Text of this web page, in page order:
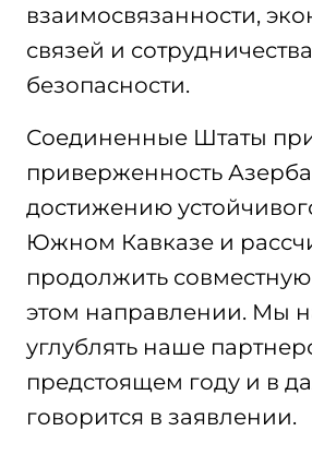
взаимосвязанности,
связей и
безопасности.
Соединенные Штаты
приверженность
достижению
Южном Кавказе и
продолжить совместную
этом направлении. Мы
углублять наше
предстоящем году и в
говорится в заявлении.